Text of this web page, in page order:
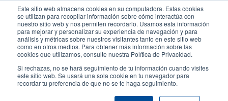
Este sitio web almacena cookies en su computadora. Estas cookies
se utilizan para recopilar información sobre cómo interactúa con
nuestro sitio web y nos permiten recordarlo. Usamos esta información
para mejorar y personalizar su experiencia de navegación y para
análisis y métricas sobre nuestros visitantes tanto en este sitio web
como en otros medios. Para obtener más información sobre las
cookies que utilizamos, consulte nuestra Política de Privacidad.
Si rechazas, no se hará seguimiento de tu información cuando visites
este sitio web. Se usará una sola cookie en tu navegador para
recordar tu preferencia de que no se te haga seguimiento.
contenido
principal
User
account
menu
User
Header
Selector de productos